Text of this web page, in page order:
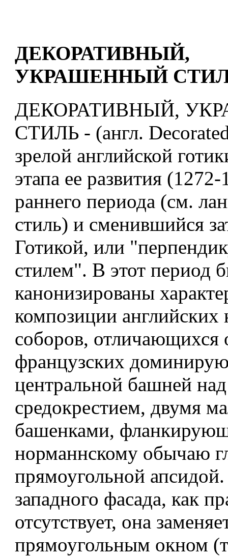
ДЕКОРАТИВНЫЙ,
УКРАШЕННЫЙ
ДЕКОРАТИВНЫЙ,
СТИЛЬ - (англ.
зрелой английской
этапа ее развития
раннего периода (см.
стиль) и сменившийся
Готикой, или
стилем". В этот период
канонизированы
композиции английских
соборов, отличающихся
французских
центральной башней над
средокрестием, двумя
башенками,
норманнскому обычаю
прямоугольной
западного фасада, как
отсутствует, она
прямоугольным окном